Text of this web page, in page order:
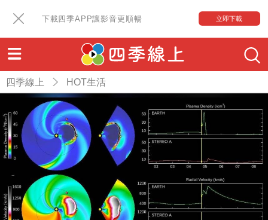
下載四季APP讓影音更順暢 立即下載
四季線上 HOT生活